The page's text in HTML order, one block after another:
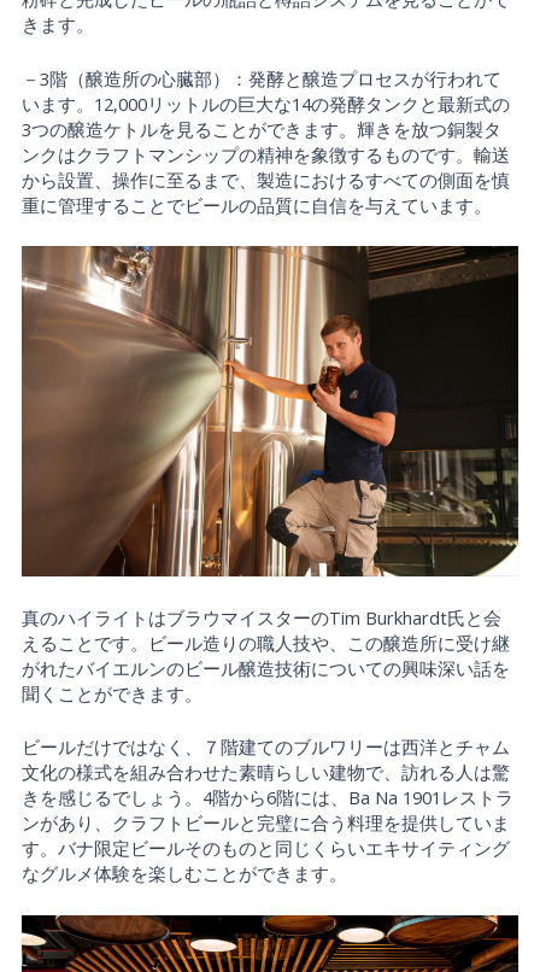
きます。
－3階（醸造所の心臓部）：発酵と醸造プロセスが行われて
います。12,000リットルの巨大な14の発酵タンクと最新式の
3つの醸造ケトルを見ることができます。輝きを放つ銅製タ
ンクはクラフトマンシップの精神を象徴するものです。輸送
から設置、操作に至るまで、製造におけるすべての側面を慎
重に管理することでビールの品質に自信を与えています。
真のハイライトはブラウマイスターのTim Burkhardt氏と会
えることです。ビール造りの職人技や、この醸造所に受け継
がれたバイエルンのビール醸造技術についての興味深い話を
聞くことができます。
ビールだけではなく、７階建てのブルワリーは西洋とチャム
文化の様式を組み合わせた素晴らしい建物で、訪れる人は驚
きを感じるでしょう。4階から6階には、Ba Na 1901レストラ
ンがあり、クラフトビールと完璧に合う料理を提供していま
す。バナ限定ビールそのものと同じくらいエキサイティング
なグルメ体験を楽しむことができます。